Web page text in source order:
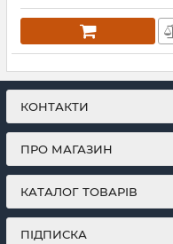
КОНТАКТИ
ПРО МАГАЗИН
КАТАЛОГ ТОВАРІВ
ПІДПИСКА